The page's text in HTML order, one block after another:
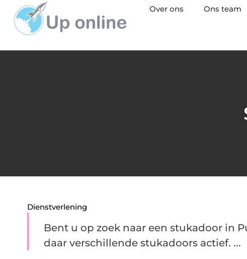
Over ons Ons team
Dienstverlening
Bent u op zoek naar een stukadoor in
daar verschillende stukadoors actief. ...